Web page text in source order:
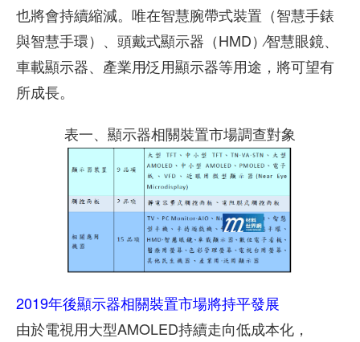
也將會持續縮減。唯在智慧腕帶式裝置（智慧手錶
與智慧手環）、頭戴式顯示器（HMD）∕智慧眼鏡、
車載顯示器、產業用∕泛用顯示器等用途，將可望有
所成長。
表一、顯示器相關裝置市場調查對象
2019年後顯示器相關裝置市場將持平發展
由於電視用大型AMOLED持續走向低成本化，